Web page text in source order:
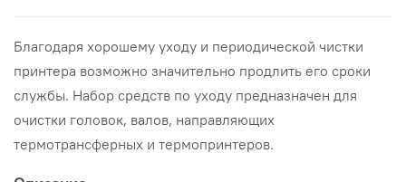
Благодаря хорошему уходу и периодической чистки
принтера возможно значительно продлить его сроки
службы. Набор средств по уходу предназначен для
очистки головок, валов, направляющих
термотрансферных и термопринтеров.